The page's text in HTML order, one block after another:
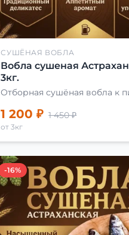
СУШЁНАЯ ВОБЛА
Вобла сушеная
3кг.
Отборная сушёная вобла к
1 200 ₽ 1 450 ₽
от 3кг
-16%